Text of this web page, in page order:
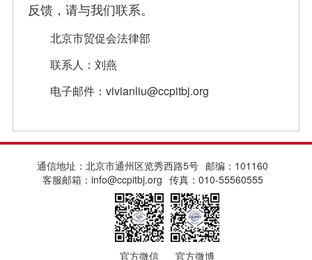
反馈，请与我们联系。
北京市贸促会法律部
联系人：刘燕
电子邮件：vivianliu@ccpitbj.org
通信地址：北京市通州区览秀西路5号 邮编：101160
客服邮箱：info@ccpitbj.org 传真：010-55560555
官方微信 官方微博